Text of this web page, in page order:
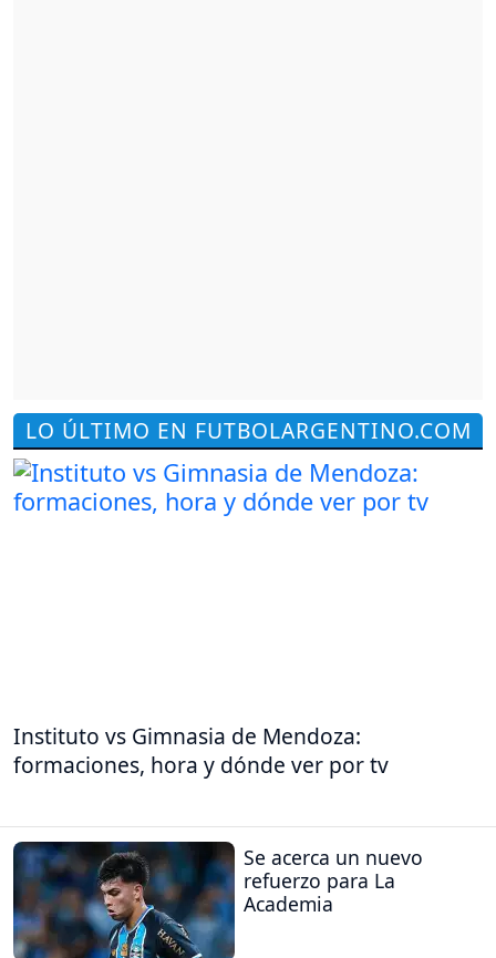
LO ÚLTIMO EN FUTBOLARGENTINO.COM
Instituto vs Gimnasia de Mendoza:
formaciones, hora y dónde ver por tv
Se acerca un nuevo
refuerzo para La
Academia